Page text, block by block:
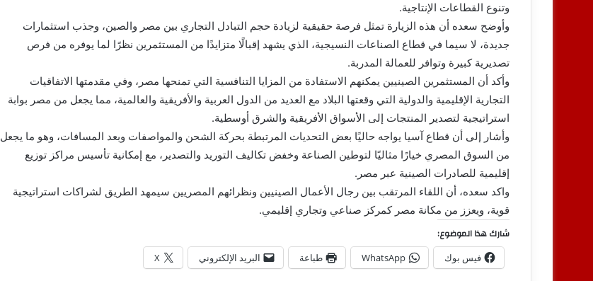
وتنوع القطاعات الإنتاجية.
وأوضح سعده أن هذه الزيارة تمثل فرصة حقيقية لزيادة حجم التبادل التجاري بين مصر والصين، وجذب استثمارات
جديدة، لا سيما في قطاع الصناعات النسيجية، الذي يشهد إقبالًا متزايدًا من المستثمرين نظرًا لما يوفره من فرص
تصديرية كبيرة وتوافر للعمالة المدربة.
وأكد أن المستثمرين الصينيين يمكنهم الاستفادة من المزايا التنافسية التي تمنحها مصر، وفي مقدمتها الاتفاقيات
التجارية الإقليمية والدولية التي وقعتها البلاد مع العديد من الدول العربية والأفريقية والعالمية، مما يجعل من مصر بوابة
استراتيجية لتصدير المنتجات إلى الأسواق الأفريقية والشرق أوسطية.
وأشار إلى أن قطاع آسيا يواجه حاليًا بعض التحديات المرتبطة بحركة الشحن والمواصفات وبعد المسافات، وهو ما يجعل
من السوق المصري خيارًا مثاليًا لتوطين الصناعة وخفض تكاليف التوريد والتصدير، مع إمكانية تأسيس مراكز توزيع
إقليمية للصادرات الصينية عبر مصر.
واكد سعده، أن اللقاء المرتقب بين رجال الأعمال الصينيين ونظرائهم المصريين سيمهد الطريق لشراكات استراتيجية
قوية، ويعزز من مكانة مصر كمركز صناعي وتجاري إقليمي.
شارك هذا الموضوع:
فيس بوك WhatsApp طباعة البريد الإلكتروني X